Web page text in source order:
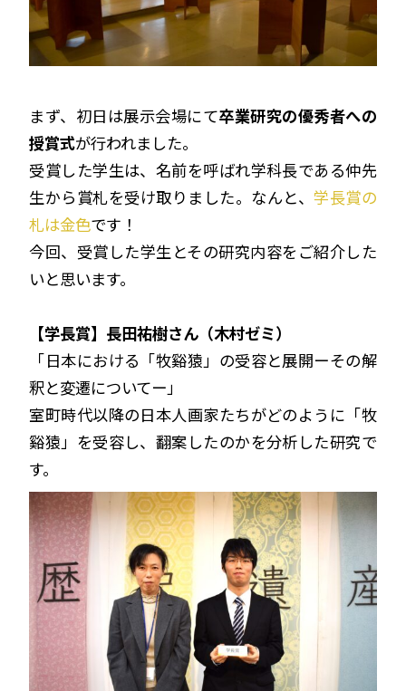
まず、初日は展示会場にて卒業研究の優秀者への
授賞式が行われました。
受賞した学生は、名前を呼ばれ学科長である仲先
生から賞札を受け取りました。なんと、学長賞の
札は金色です！
今回、受賞した学生とその研究内容をご紹介した
いと思います。
【学長賞】長田祐樹さん（木村ゼミ）
「日本における「牧谿猿」の受容と展開ーその解
釈と変遷についてー」
室町時代以降の日本人画家たちがどのように「牧
谿猿」を受容し、翻案したのかを分析した研究で
す。